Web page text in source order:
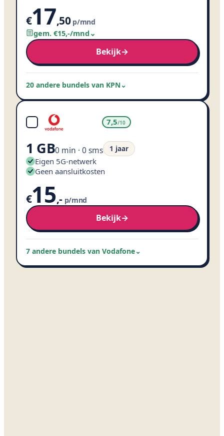
€17,50p/mnd
gem. €15,-/mnd ⌄
Bekijk→
20 andere bundels van KPN⌄
7,5/10
1 GB0 min · 0 sms 1 jaar
Eigen 5G-netwerk
Geen aansluitkosten
€15,-p/mnd
Bekijk→
7 andere bundels van Vodafone⌄